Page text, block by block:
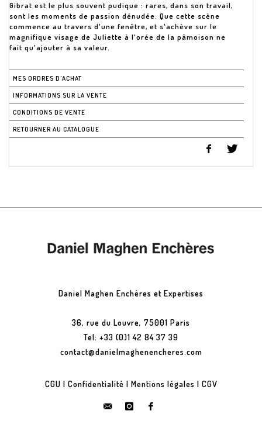
Gibrat est le plus souvent pudique : rares, dans son travail,
sont les moments de passion dénudée. Que cette scène
commence au travers d'une fenêtre, et s'achève sur le
magnifique visage de Juliette à l'orée de la pâmoison ne
fait qu'ajouter à sa valeur.
MES ORDRES D'ACHAT
INFORMATIONS SUR LA VENTE
CONDITIONS DE VENTE
RETOURNER AU CATALOGUE
Daniel Maghen Enchères et Expertises
36, rue du Louvre, 75001 Paris
Tel: +33 (0)1 42 84 37 39
contact@danielmaghenencheres.com
CGU | Confidentialité | Mentions légales | CGV